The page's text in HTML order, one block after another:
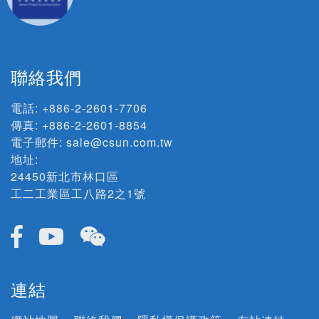
聯絡我們
電話: +886-2-2601-7706
傳真: +886-2-2601-8854
電子郵件: sale@csun.com.tw
地址:
24450新北市林口區
工二工業區工八路2之1號
連結